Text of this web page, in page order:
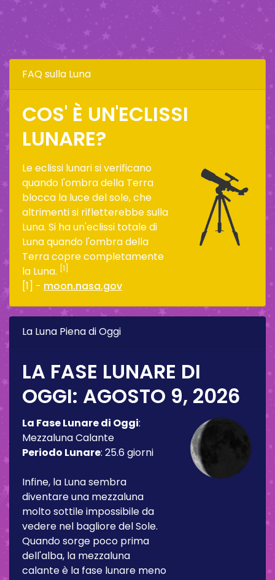
FAQ sulla Luna
COS' È UN'ECLISSI
LUNARE?
Le eclissi lunari si verificano
quando l'ombra della Terra
blocca la luce del sole, che
altrimenti si rifletterebbe sulla
Luna. Si ha un'eclissi totale di
Luna quando l'ombra della
Terra copre completamente
la Luna. [1]
[1] - moon.nasa.gov
La Luna Piena di Oggi
LA FASE LUNARE DI
OGGI: AGOSTO 9, 2026
La Fase Lunare di Oggi:
Mezzaluna Calante
Periodo Lunare: 25.6 giorni
Infine, la Luna sembra
diventare una mezzaluna
molto sottile impossibile da
vedere nel bagliore del Sole.
Quando sorge poco prima
dell'alba, la mezzaluna
calante è la fase lunare meno